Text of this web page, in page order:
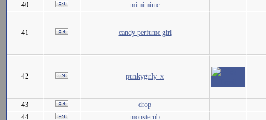
40
mimimimc
41 candy perfume girl
42 punkygirly_x
43
drop
44
monsternb